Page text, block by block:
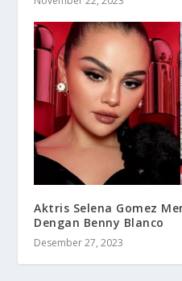
Aktris Selena Gomez
Dengan Benny Blanco
Desember 27, 2023